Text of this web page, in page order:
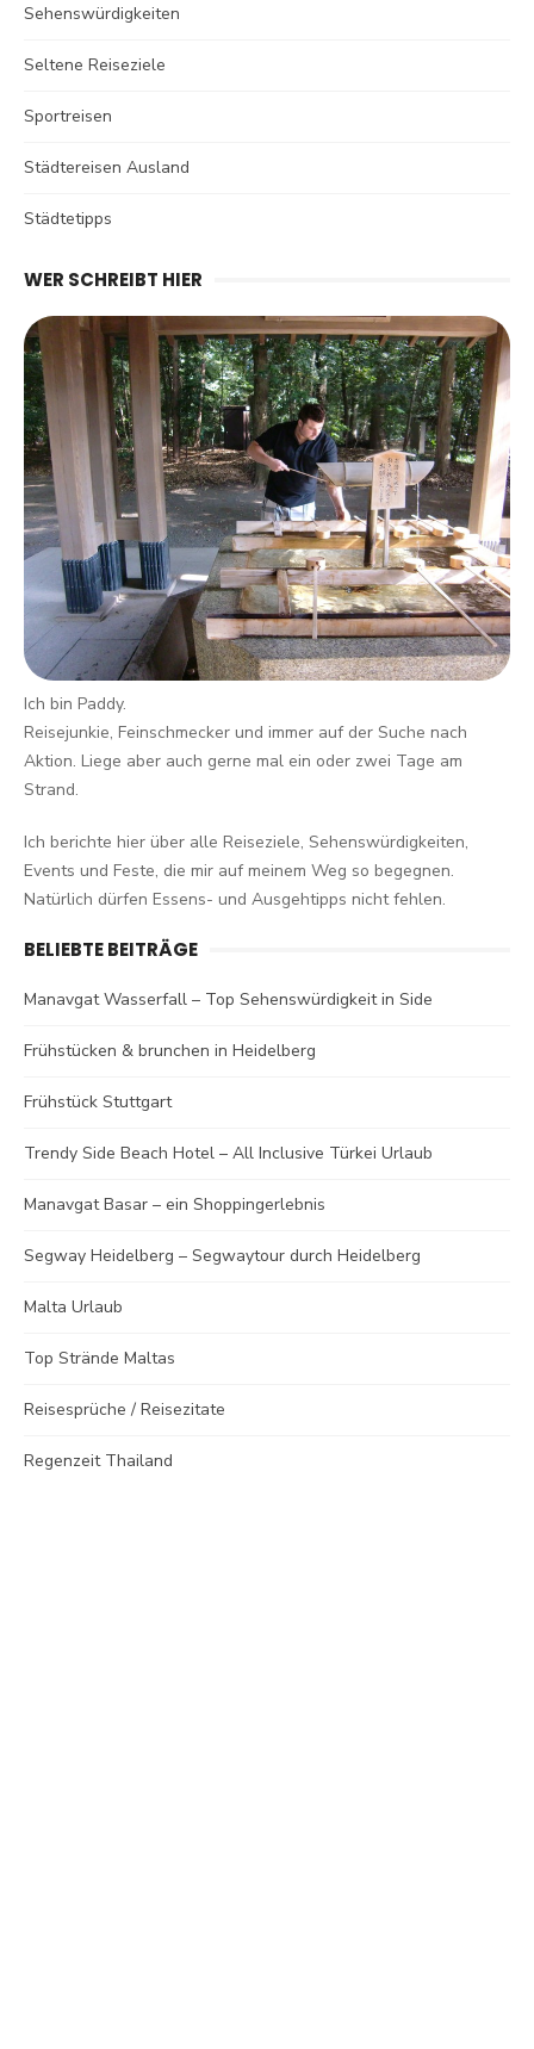
Sehenswürdigkeiten
Seltene Reiseziele
Sportreisen
Städtereisen Ausland
Städtetipps
WER SCHREIBT HIER
Ich bin Paddy.
Reisejunkie, Feinschmecker und immer auf der Suche nach
Aktion. Liege aber auch gerne mal ein oder zwei Tage am
Strand.
Ich berichte hier über alle Reiseziele, Sehenswürdigkeiten,
Events und Feste, die mir auf meinem Weg so begegnen.
Natürlich dürfen Essens- und Ausgehtipps nicht fehlen.
BELIEBTE BEITRÄGE
Manavgat Wasserfall – Top Sehenswürdigkeit in Side
Frühstücken & brunchen in Heidelberg
Frühstück Stuttgart
Trendy Side Beach Hotel – All Inclusive Türkei Urlaub
Manavgat Basar – ein Shoppingerlebnis
Segway Heidelberg – Segwaytour durch Heidelberg
Malta Urlaub
Top Strände Maltas
Reisesprüche / Reisezitate
Regenzeit Thailand